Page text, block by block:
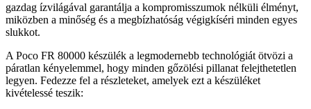
gazdag ízvilágával garantálja a kompromisszumok nélküli élményt,
miközben a minőség és a megbízhatóság végigkíséri minden egyes
slukkot.
A Poco FR 80000 készülék a legmodernebb technológiát ötvözi a
páratlan kényelemmel, hogy minden gőzölési pillanat felejthetetlen
legyen. Fedezze fel a részleteket, amelyek ezt a készüléket
kivételessé teszik: